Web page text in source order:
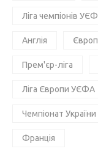
Ліга чемпіонів
Англія
Прем'єр-ліга
Ліга Європи УЄФА
Чемпіонат
Франція